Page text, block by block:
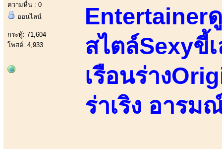
ความหื่น : 0
ออนไลน์
กระทู้: 71,604
โพสต์: 4,933
Entertainer
สไตล์Sexyขี้
เรือนร่าง
ร่าเริง อารม